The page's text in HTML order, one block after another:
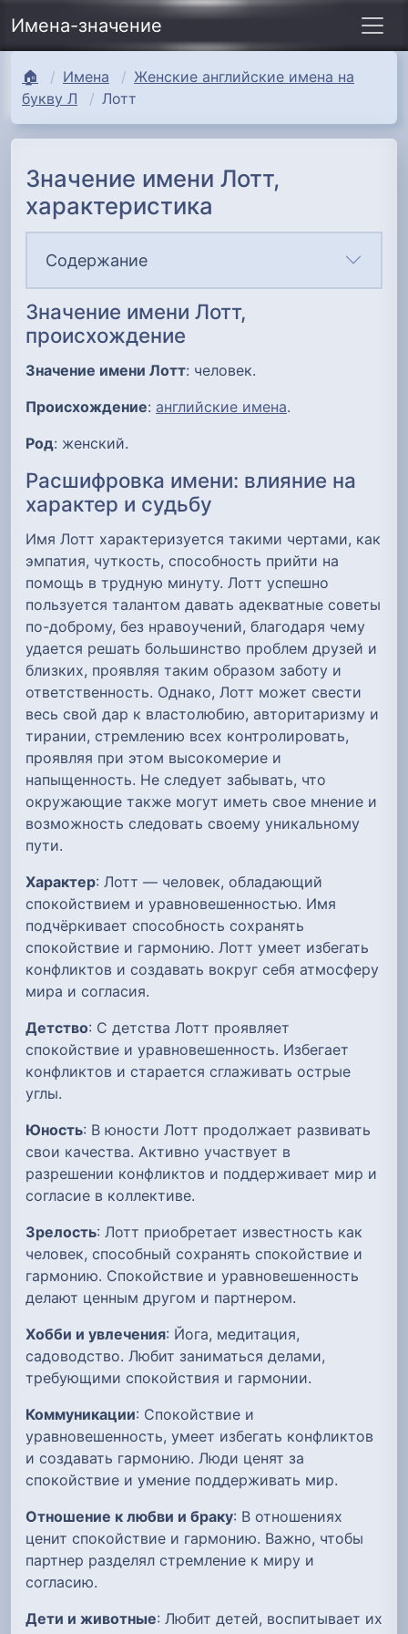
Имена-значение
🏠 Имена
Женские английские имена на
букву Л
Лотт
Значение имени Лотт,
характеристика
Содержание
Значение имени Лотт,
происхождение
Значение имени Лотт: человек.
Происхождение: английские имена.
Род: женский.
Расшифровка имени: влияние на
характер и судьбу
Имя Лотт характеризуется такими чертами, как
эмпатия, чуткость, способность прийти на
помощь в трудную минуту. Лотт успешно
пользуется талантом давать адекватные советы
по-доброму, без нравоучений, благодаря чему
удается решать большинство проблем друзей и
близких, проявляя таким образом заботу и
ответственность. Однако, Лотт может свести
весь свой дар к властолюбию, авторитаризму и
тирании, стремлению всех контролировать,
проявляя при этом высокомерие и
напыщенность. Не следует забывать, что
окружающие также могут иметь свое мнение и
возможность следовать своему уникальному
пути.
Характер: Лотт — человек, обладающий
спокойствием и уравновешенностью. Имя
подчёркивает способность сохранять
спокойствие и гармонию. Лотт умеет избегать
конфликтов и создавать вокруг себя атмосферу
мира и согласия.
Детство: С детства Лотт проявляет
спокойствие и уравновешенность. Избегает
конфликтов и старается сглаживать острые
углы.
Юность: В юности Лотт продолжает развивать
свои качества. Активно участвует в
разрешении конфликтов и поддерживает мир и
согласие в коллективе.
Зрелость: Лотт приобретает известность как
человек, способный сохранять спокойствие и
гармонию. Спокойствие и уравновешенность
делают ценным другом и партнером.
Хобби и увлечения: Йога, медитация,
садоводство. Любит заниматься делами,
требующими спокойствия и гармонии.
Коммуникации: Спокойствие и
уравновешенность, умеет избегать конфликтов
и создавать гармонию. Люди ценят за
спокойствие и умение поддерживать мир.
Отношение к любви и браку: В отношениях
ценит спокойствие и гармонию. Важно, чтобы
партнер разделял стремление к миру и
согласию.
Дети и животные: Любит детей, воспитывает их